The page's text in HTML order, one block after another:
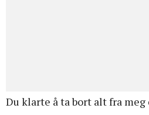
Du klarte å ta bort alt fra